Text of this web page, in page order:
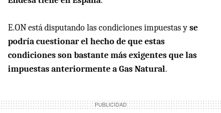
E.ON está disputando las condiciones impuestas yse
podría cuestionar el hecho de que estas
condiciones son bastante más exigentes que las
impuestas anteriormente a Gas Natural.